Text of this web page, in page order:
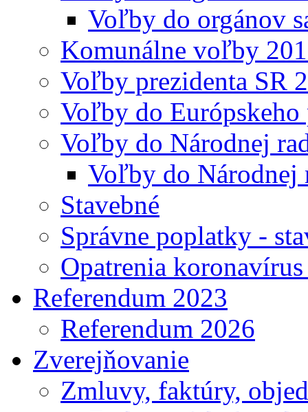
Voľby do orgánov
Komunálne voľby
Voľby prezidenta SR
Voľby do Európskeho
Voľby do Národnej
Voľby do Národnej
Stavebné
Správne poplatky -
Opatrenia
Referendum 2023
Referendum 2026
Zverejňovanie
Zmluvy, faktúry,